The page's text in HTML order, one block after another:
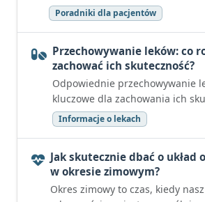
Poradniki dla pacjentów
Przechowywanie leków: co
zachować ich skuteczność?
Odpowiednie przechowywanie
kluczowe dla zachowania ich
Informacje o lekach
Jak skutecznie dbać o układ
w okresie zimowym?
Okres zimowy to czas, kiedy nasz